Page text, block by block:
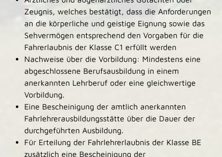
Zeugnis, welches bestätigt, dass die Anforderungen
an die körperliche und geistige Eignung sowie das
Sehvermögen entsprechend den Vorgaben für die
Fahrerlaubnis der Klasse C1 erfüllt werden
Nachweise über die Vorbildung: Mindestens eine
abgeschlossene Berufsausbildung in einem
anerkannten Lehrberuf oder eine gleichwertige
Vorbildung.
Eine Bescheinigung der amtlich anerkannten
Fahrlehrerausbildungsstätte über die Dauer der
durchgeführten Ausbildung.
Für Erteilung der Fahrlehrerlaubnis der Klasse BE
zusätzlich eine Bescheinigung der